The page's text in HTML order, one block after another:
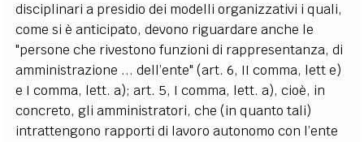
disciplinari a presidio dei modelli organizzativi i quali,
come si è anticipato, devono riguardare anche le
"persone che rivestono funzioni di rappresentanza, di
amministrazione ... dell’ente" (art. 6, II comma, lett e)
e I comma, lett. a); art. 5, I comma, lett. a), cioè, in
concreto, gli amministratori, che (in quanto tali)
intrattengono rapporti di lavoro autonomo con l’ente